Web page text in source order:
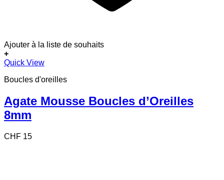
Ajouter à la liste de souhaits
+
Quick View
Boucles d'oreilles
Agate Mousse Boucles d’Oreilles
8mm
CHF 15